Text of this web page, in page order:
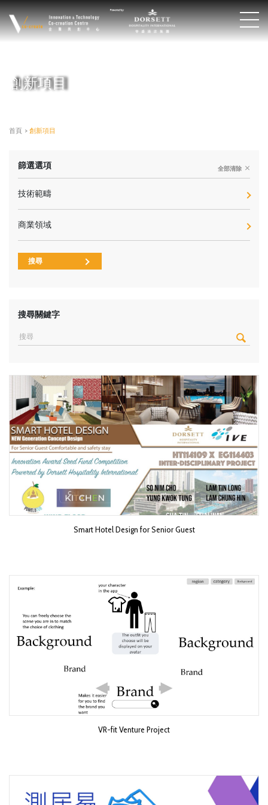
創新項目
首頁 > 創新項目
篩選選項 全部清除
技術範疇
商業領域
搜尋
搜尋關鍵字
Smart Hotel Design for Senior Guest
VR-fit Venture Project